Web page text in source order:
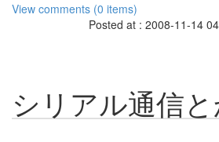
View comments (0 items)
Posted at : 2008-11-14
シリアル通信